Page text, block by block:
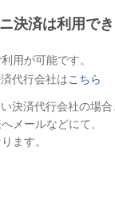
決済は利用で
用が可能です。
代行会社はこちら
決済代行会社の場合
メールなどにて、
ます。